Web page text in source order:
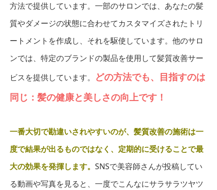
方法で提供しています。一部のサロンでは、あなたの髪
質やダメージの状態に合わせてカスタマイズされたトリ
ートメントを作成し、それを駆使しています。他のサロ
ンでは、特定のブランドの製品を使用して髪質改善サー
ビスを提供しています。
どの方法でも、目指すのは
同じ：髪の健康と美しさの向上です！
一番大切で勘違いされやすいのが、髪質改善の施術は一
度で結果が出るものではなく、定期的に受けることで最
大の効果を発揮します。 SNSで美容師さんが投稿してい
る動画や写真を見ると、一度でこんなにサラサラツヤツ